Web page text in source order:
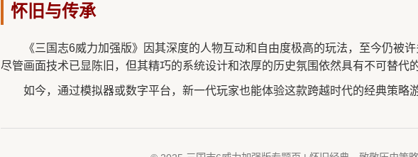
怀旧与传承
《三国志6威力加强版》因其深度的人物互动和自由度极高的玩法，至今仍被
尽管画面技术已显陈旧，但其精巧的系统设计和浓厚的历史氛围依然具有不可替代的
如今，通过模拟器或数字平台，新一代玩家也能体验这款跨越时代的经典策略游